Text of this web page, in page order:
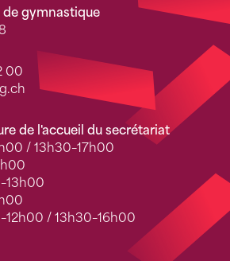
de gymnastique
00
de l'accueil du secrétariat
/ 13h30–17h00
/ 13h30–16h00